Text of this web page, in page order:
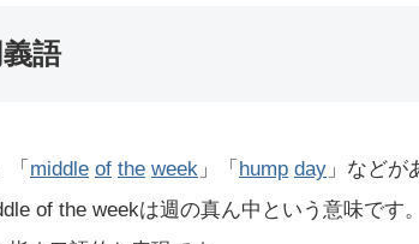
語
「 middle of the week 」「 hump day 」などが
of the weekは週の真ん中という意味です